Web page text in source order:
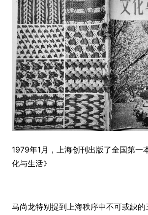
1979年1月，上海创刊出版了全国第一
化与生活》
马尚龙特别提到上海秩序中不可或缺的